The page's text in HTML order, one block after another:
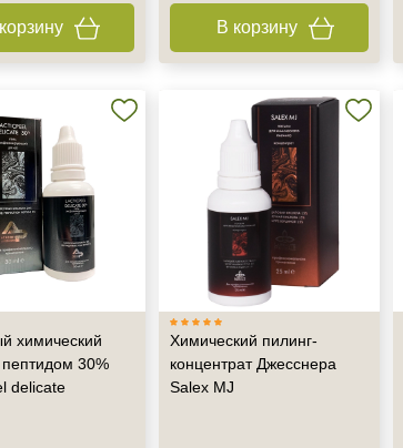
В корзину
химический
пептидом 30%
delicate
Химический пилинг-
концентрат Джесснера
Salex MJ